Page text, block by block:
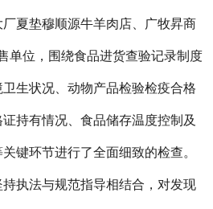
夏垫穆顺源牛羊肉店、广牧昇商
单位，围绕食品进货查验记录制度
生状况、动物产品检验检疫合格
持有情况、食品储存温度控制及
键环节进行了全面细致的检查。
执法与规范指导相结合，对发现